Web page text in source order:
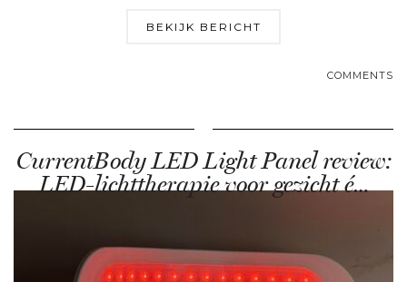
BEKIJK BERICHT
COMMENTS
CurrentBody LED Light Panel review:
LED-lichttherapie voor gezicht é…